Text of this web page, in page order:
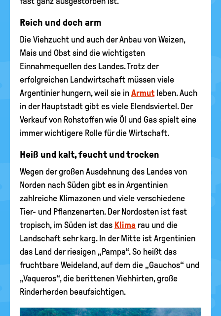
Reich und doch arm
Die Viehzucht und auch der Anbau von Weizen,
Mais und Obst sind die wichtigsten
Einnahmequellen des Landes. Trotz der
erfolgreichen Landwirtschaft müssen viele
Argentinier hungern, weil sie in Armutleben. Auch
in der Hauptstadt gibt es viele Elendsviertel. Der
Verkauf von Rohstoffen wie Öl und Gas spielt eine
immer wichtigere Rolle für die Wirtschaft.
Heiß und kalt, feucht und trocken
Wegen der großen Ausdehnung des Landes von
Norden nach Süden gibt es in Argentinien
zahlreiche Klimazonen und viele verschiedene
Tier- und Pflanzenarten. Der Nordosten ist fast
tropisch, im Süden ist das Klima rau und die
Landschaft sehr karg. In der Mitte ist Argentinien
das Land der riesigen „Pampa“. So heißt das
fruchtbare Weideland, auf dem die „Gauchos“ und
„Vaqueros“, die berittenen Viehhirten, große
Rinderherden beaufsichtigen.